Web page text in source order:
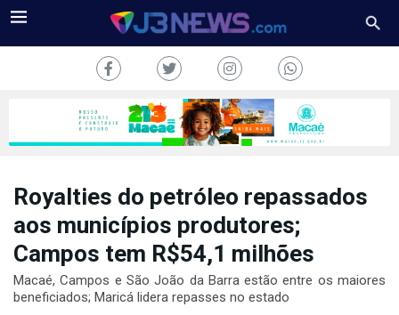
J3NEWS
TV
COLUNAS
Royalties do petróleo repassados
aos municípios produtores;
Campos tem R$54,1 milhões
Macaé, Campos e São João da Barra estão entre os maiores
beneficiados; Maricá lidera repasses no estado